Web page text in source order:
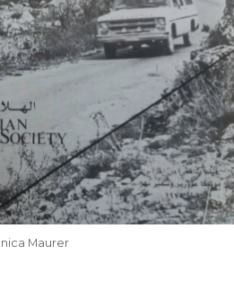
Maurer